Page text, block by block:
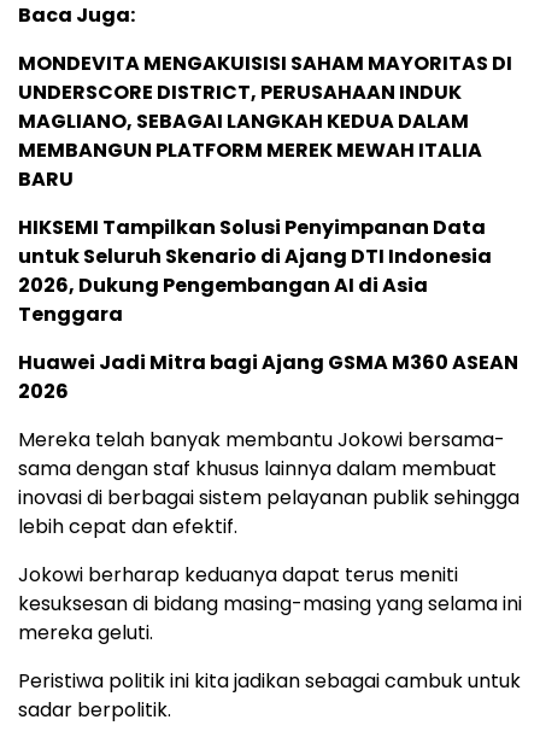
Baca Juga:
MONDEVITA MENGAKUISISI SAHAM MAYORITAS DI
UNDERSCORE DISTRICT, PERUSAHAAN INDUK
MAGLIANO, SEBAGAI LANGKAH KEDUA DALAM
MEMBANGUN PLATFORM MEREK MEWAH ITALIA
BARU
HIKSEMI Tampilkan Solusi Penyimpanan Data
untuk Seluruh Skenario di Ajang DTI Indonesia
2026, Dukung Pengembangan AI di Asia
Tenggara
Huawei Jadi Mitra bagi Ajang GSMA M360 ASEAN
2026
Mereka telah banyak membantu Jokowi bersama-
sama dengan staf khusus lainnya dalam membuat
inovasi di berbagai sistem pelayanan publik sehingga
lebih cepat dan efektif.
Jokowi berharap keduanya dapat terus meniti
kesuksesan di bidang masing-masing yang selama ini
mereka geluti.
Peristiwa politik ini kita jadikan sebagai cambuk untuk
sadar berpolitik.